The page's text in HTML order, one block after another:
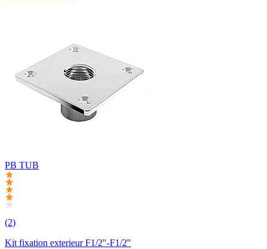
PB TUB
(2)
Kit fixation exterieur F1/2"-F1/2"